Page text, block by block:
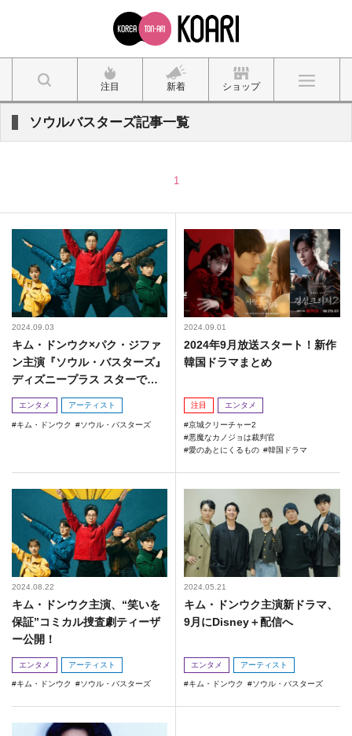
注目 新着 ショップ
ソウルバスターズ記事一覧
1
2024.09.03
キム・ドンウク×パク・ジファ
ン主演『ソウル・バスターズ』
ディズニープラス スターで９/1
1より独占配信開始！
エンタメ アーティスト
キム・ドンウク ソウル・バスターズ
2024.09.01
2024年9月放送スタート！新作
韓国ドラマまとめ
注目 エンタメ
京城クリーチャー2
悪魔なカノジョは裁判官
愛のあとにくるもの
韓国ドラマ
2024.08.22
キム・ドンウク主演、“笑いを
保証”コミカル捜査劇ティーザ
ー公開！
エンタメ アーティスト
キム・ドンウク ソウル・バスターズ
2024.05.21
キム・ドンウク主演新ドラマ、
9月にDisney＋配信へ
エンタメ アーティスト
キム・ドンウク ソウル・バスターズ